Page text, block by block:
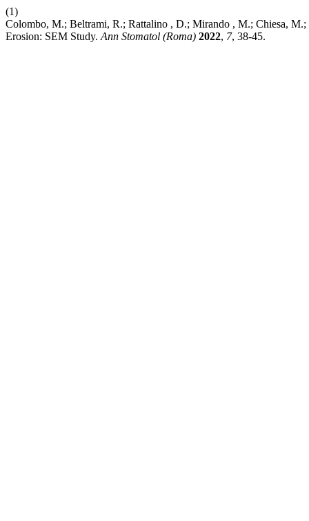
(1)
Colombo, M.; Beltrami, R.; Rattalino , D.; Mirando , M.; Chiesa,
Erosion: SEM Study. Ann Stomatol (Roma) 2022, 7, 38-45.